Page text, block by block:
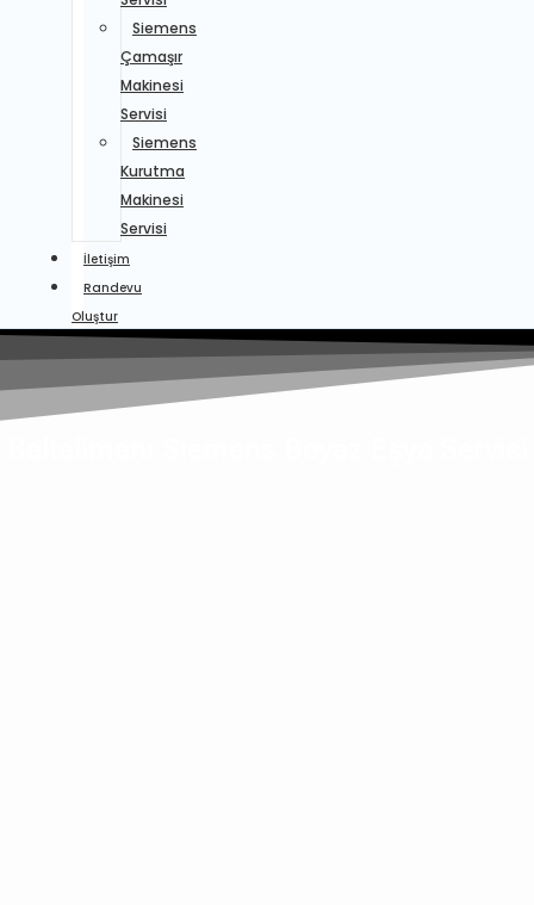
Siemens
Çamaşır
Makinesi
Servisi
Siemens
Kurutma
Makinesi
Servisi
İletişim
Randevu
Oluştur